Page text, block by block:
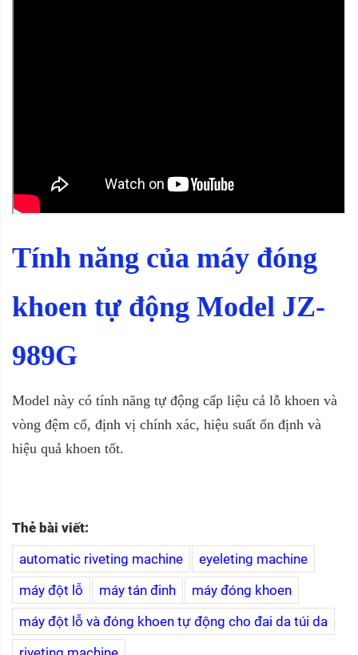
Tính năng của máy đóng
khoen tự động Model JZ-
989G
Model này có tính năng tự động cấp liệu cả lỗ khoen và
vòng đệm cổ, định vị chính xác, hiệu suất ổn định và
hiệu quả khoen tốt.
Thẻ bài viết:
automatic riveting machine
eyeleting machine
máy đột lỗ
máy tán đinh
máy đóng khoen
máy đột lỗ và đóng khoen tự động cho đai da túi da